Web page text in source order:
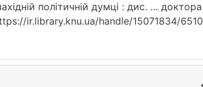
політичній думці : дис. … доктора
ir.library.knu.ua/handle/15071834/6510